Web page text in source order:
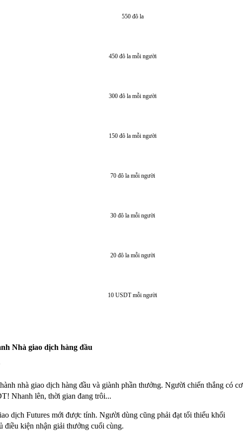
550 đô la
450 đô la mỗi người
300 đô la mỗi người
150 đô la mỗi người
70 đô la mỗi người
30 đô la mỗi người
20 đô la mỗi người
10 USDT mỗi người
Nhà giao dịch hàng đầu
nhà giao dịch hàng đầu và giành phần thưởng. Người chiến thắng có cơ
Nhanh lên, thời gian đang trôi...
dịch Futures mới được tính. Người dùng cũng phải đạt tối thiểu khối
kiện nhận giải thưởng cuối cùng.